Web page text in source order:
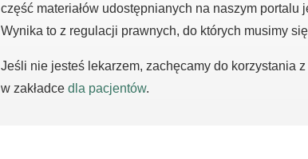
część materiałów udostępnianych na naszym portalu
Wynika to z regulacji prawnych, do których musimy
Jeśli nie jesteś lekarzem, zachęcamy do korzystania
w zakładce dla pacjentów.